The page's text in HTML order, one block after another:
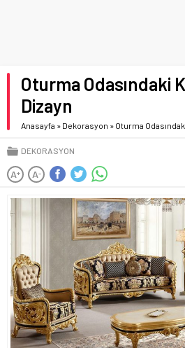
Oturma Odasındaki
Dizayn
Anasayfa » Dekorasyon » Oturma
DEKORASYON
A+ A-